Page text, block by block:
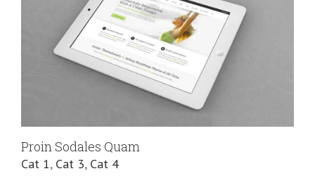
Proin Sodales Quam
Cat 1, Cat 3, Cat 4